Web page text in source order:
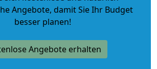
Angebote, damit Sie Ihr Budget
besser planen!
Angebote erhalten